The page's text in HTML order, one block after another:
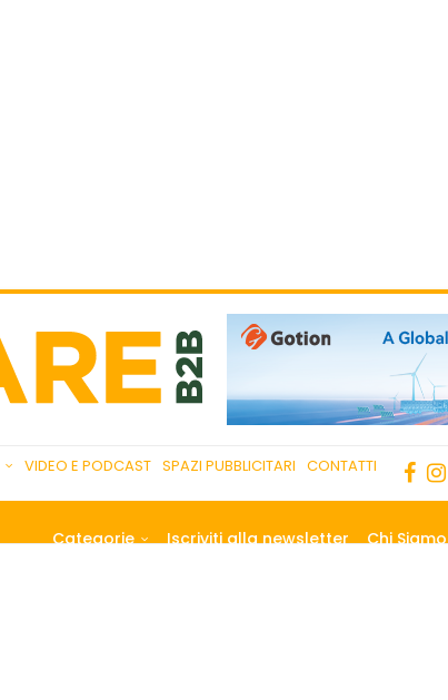
VIDEO E PODCAST SPAZI PUBBLICITARI CONTATTI
Categorie Iscriviti alla newsletter Chi Siamo